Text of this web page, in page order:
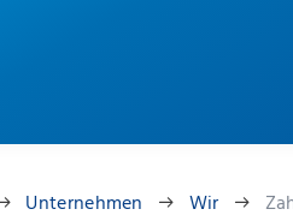
Unternehmen Wir